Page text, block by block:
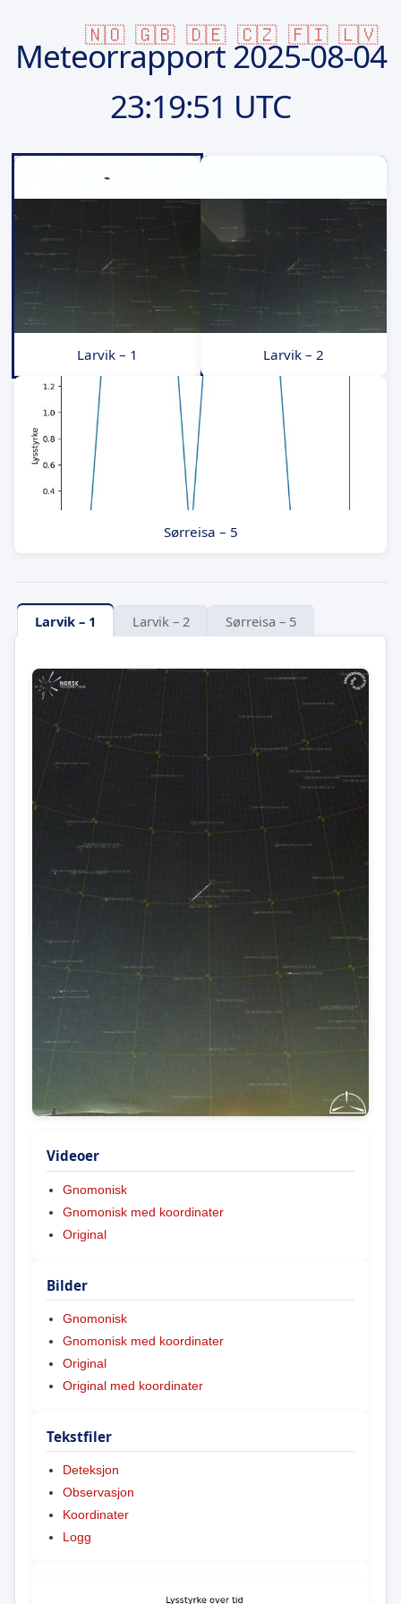
🇳🇴 🇬🇧 🇩🇪 🇨🇿 🇫🇮 🇱🇻
Meteorrapport2025-08-04
23:19:51 UTC
Larvik – 1 Larvik – 2
Sørreisa – 5
Larvik – 1 Larvik – 2 Sørreisa – 5
Videoer
Gnomonisk
Gnomonisk med koordinater
Original
Bilder
Gnomonisk
Gnomonisk med koordinater
Original
Original med koordinater
Tekstfiler
Deteksjon
Observasjon
Koordinater
Logg